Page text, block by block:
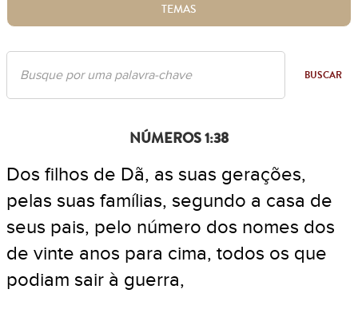
TEMAS
BUSCAR
NÚMEROS 1:38
Dos filhos de Dã, as suas gerações,
pelas suas famílias, segundo a casa de
seus pais, pelo número dos nomes dos
de vinte anos para cima, todos os que
podiam sair à guerra,